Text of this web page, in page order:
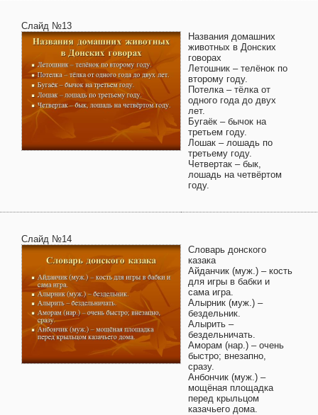
Слайд №13
Названия домашних
животных в Донских
говорах
Летошник – телёнок по
второму году.
Потелка – тёлка от
одного года до двух
лет.
Бугаёк – бычок на
третьем году.
Лошак – лошадь по
третьему году.
Четвертак – бык,
лошадь на четвёртом
году.
Слайд №14
Словарь донского
казака
Айданчик (муж.) – кость
для игры в бабки и
сама игра.
Алырник (муж.) –
бездельник.
Алырить –
бездельничать.
Аморам (нар.) – очень
быстро; внезапно,
сразу.
Анбончик (муж.) –
мощёная площадка
перед крыльцом
казачьего дома.